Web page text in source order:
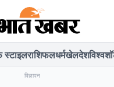
स्टाइलराशिफलधर्मखेलदेशविश्व
विज्ञापन